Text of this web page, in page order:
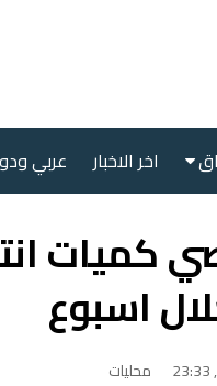
اخر الاخبار عربي
كميات
اسبوع
محليات